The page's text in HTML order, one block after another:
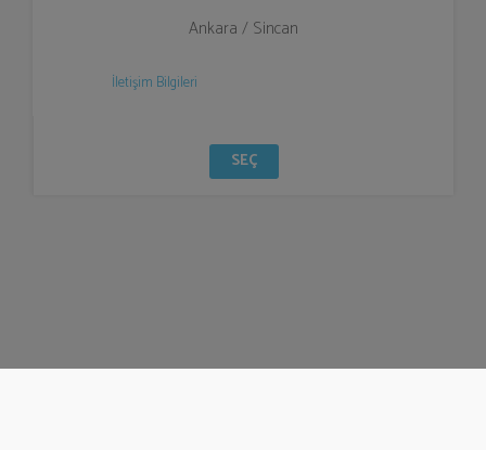
Ankara / Sincan
İletişim Bilgileri
SEÇ